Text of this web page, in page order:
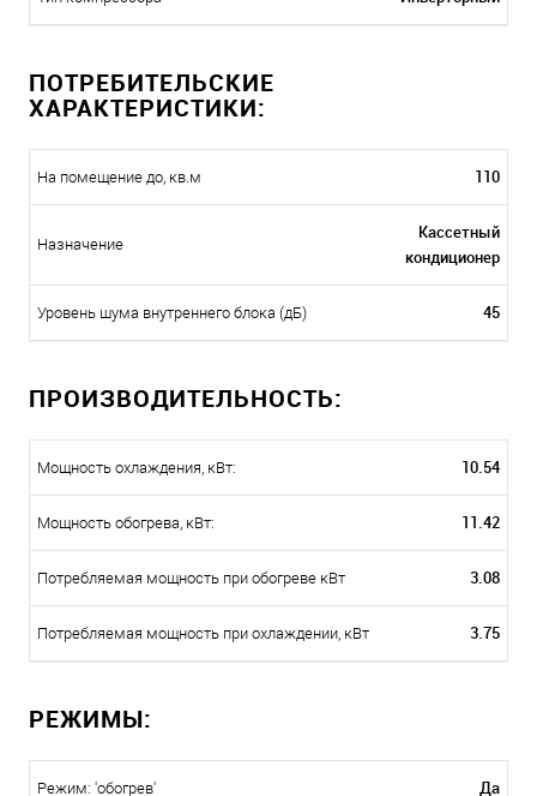
ПОТРЕБИТЕЛЬСКИЕ
ХАРАКТЕРИСТИКИ:
На помещение до, кв.м 110
Назначение
Кассетный
кондиционер
Уровень шума внутреннего блока (дБ) 45
ПРОИЗВОДИТЕЛЬНОСТЬ:
Мощность охлаждения, кВт: 10.54
Мощность обогрева, кВт: 11.42
Потребляемая мощность при обогреве кВт 3.08
Потребляемая мощность при охлаждении, кВт 3.75
РЕЖИМЫ:
Режим: 'обогрев' Да